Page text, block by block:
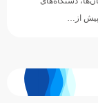
دستگاه‌های
از…